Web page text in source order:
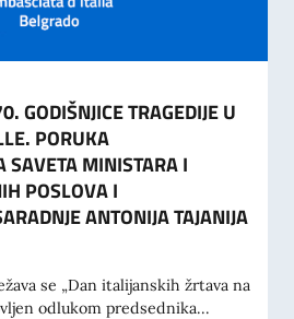
GODIŠNJICE TRAGEDIJE U
PORUKA
SAVETA MINISTARA I
POSLOVA I
ANTONIJA TAJANIJA
se „Dan italijanskih žrtava na
odlukom predsednika...